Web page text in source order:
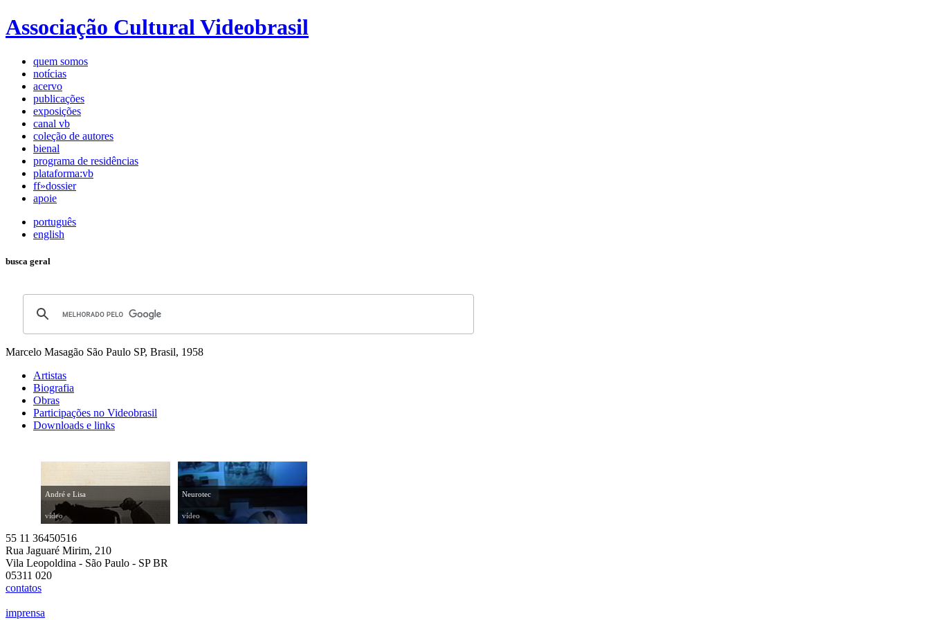
Associação Cultural Videobrasil
quem somos
notícias
acervo
publicações
exposições
canal vb
coleção de autores
bienal
programa de residências
plataforma:vb
ff»dossier
apoie
português
english
busca geral
Marcelo Masagão São Paulo SP, Brasil, 1958
Artistas
Biografia
Obras
Participações no Videobrasil
Downloads e links
André e Lisa
vídeo
Neurotec
vídeo
55 11 36450516
Rua Jaguaré Mirim, 210
Vila Leopoldina - São Paulo - SP BR
05311 020
contatos
imprensa